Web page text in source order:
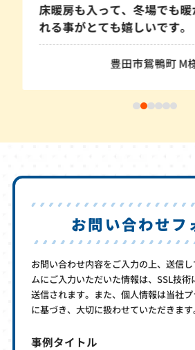
床暖房も入って、冬場でも
れる事がとても嬉しいです。
豊田市鴛鴨町 M
お問い合わせフ
お問い合わせ内容をご入力の上、送信
ムにご入力いただいた情報は、SSL技術
送信されます。また、個人情報は当社
に基づき、大切に扱わせていただきます
事例タイトル